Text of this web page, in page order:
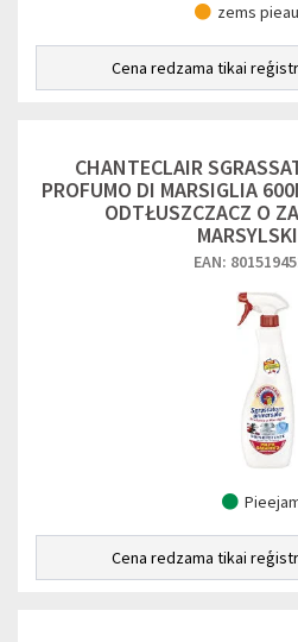
zems
Cena redzama tikai
CHANTECLAIR
PROFUMO DI MARSIGLIA
ODTŁUSZCZACZ O
EAN:
Cena redzama tikai